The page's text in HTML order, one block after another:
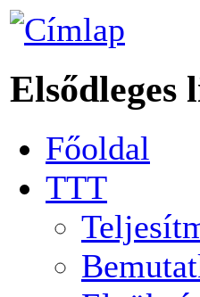
Elsődleges
Főoldal
TTT